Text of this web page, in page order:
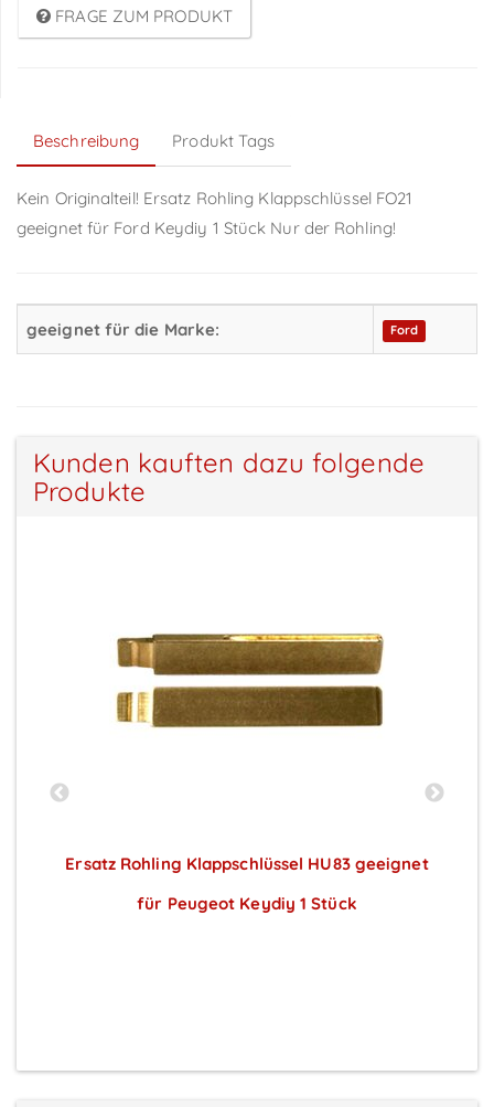
FRAGE ZUM PRODUKT
Beschreibung Produkt Tags
Kein Originalteil! Ersatz Rohling Klappschlüssel FO21
geeignet für Ford Keydiy 1 Stück Nur der Rohling!
geeignet für die Marke: Ford
Kunden kauften dazu folgende
Produkte
Ersatz Rohling Klappschlüssel HU83 geeignet
für Peugeot Keydiy 1 Stück